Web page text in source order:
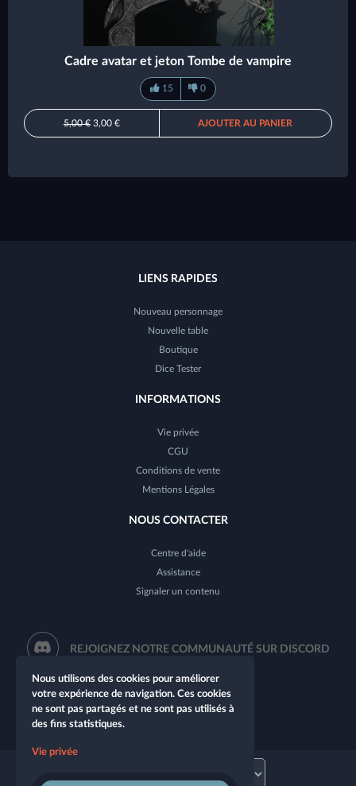
Cadre avatar et jeton Tombe de vampire
15 0
5,00 €3,00 € AJOUTER AU PANIER
LIENS RAPIDES
Nouveau personnage
Nouvelle table
Boutique
Dice Tester
INFORMATIONS
Vie privée
CGU
Conditions de vente
Mentions Légales
NOUS CONTACTER
Centre d'aide
Assistance
Signaler un contenu
REJOIGNEZ NOTRE COMMUNAUTÉ SUR DISCORD
Nous utilisons des cookies pour améliorer
votre expérience de navigation. Ces cookies
ne sont pas partagés et ne sont pas utilisés à
des fins statistiques.
Vie privée